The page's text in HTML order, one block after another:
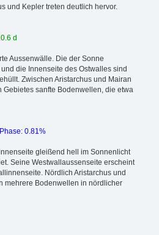
und Kepler treten deutlich hervor.
d
Aussenwälle. Die der Sonne
die Innenseite des Ostwalles sind
Zwischen Aristarchus und Mairan
sanfte Bodenwellen, die etwa
0.81%
gleißend hell im Sonnenlicht
Seine Westwallaussenseite erscheint
Nördlich Aristarchus und
mehrere Bodenwellen in nördlicher